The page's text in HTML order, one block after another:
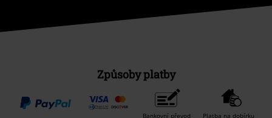
Způsoby platby
Bankovní převod Platba na dobírku